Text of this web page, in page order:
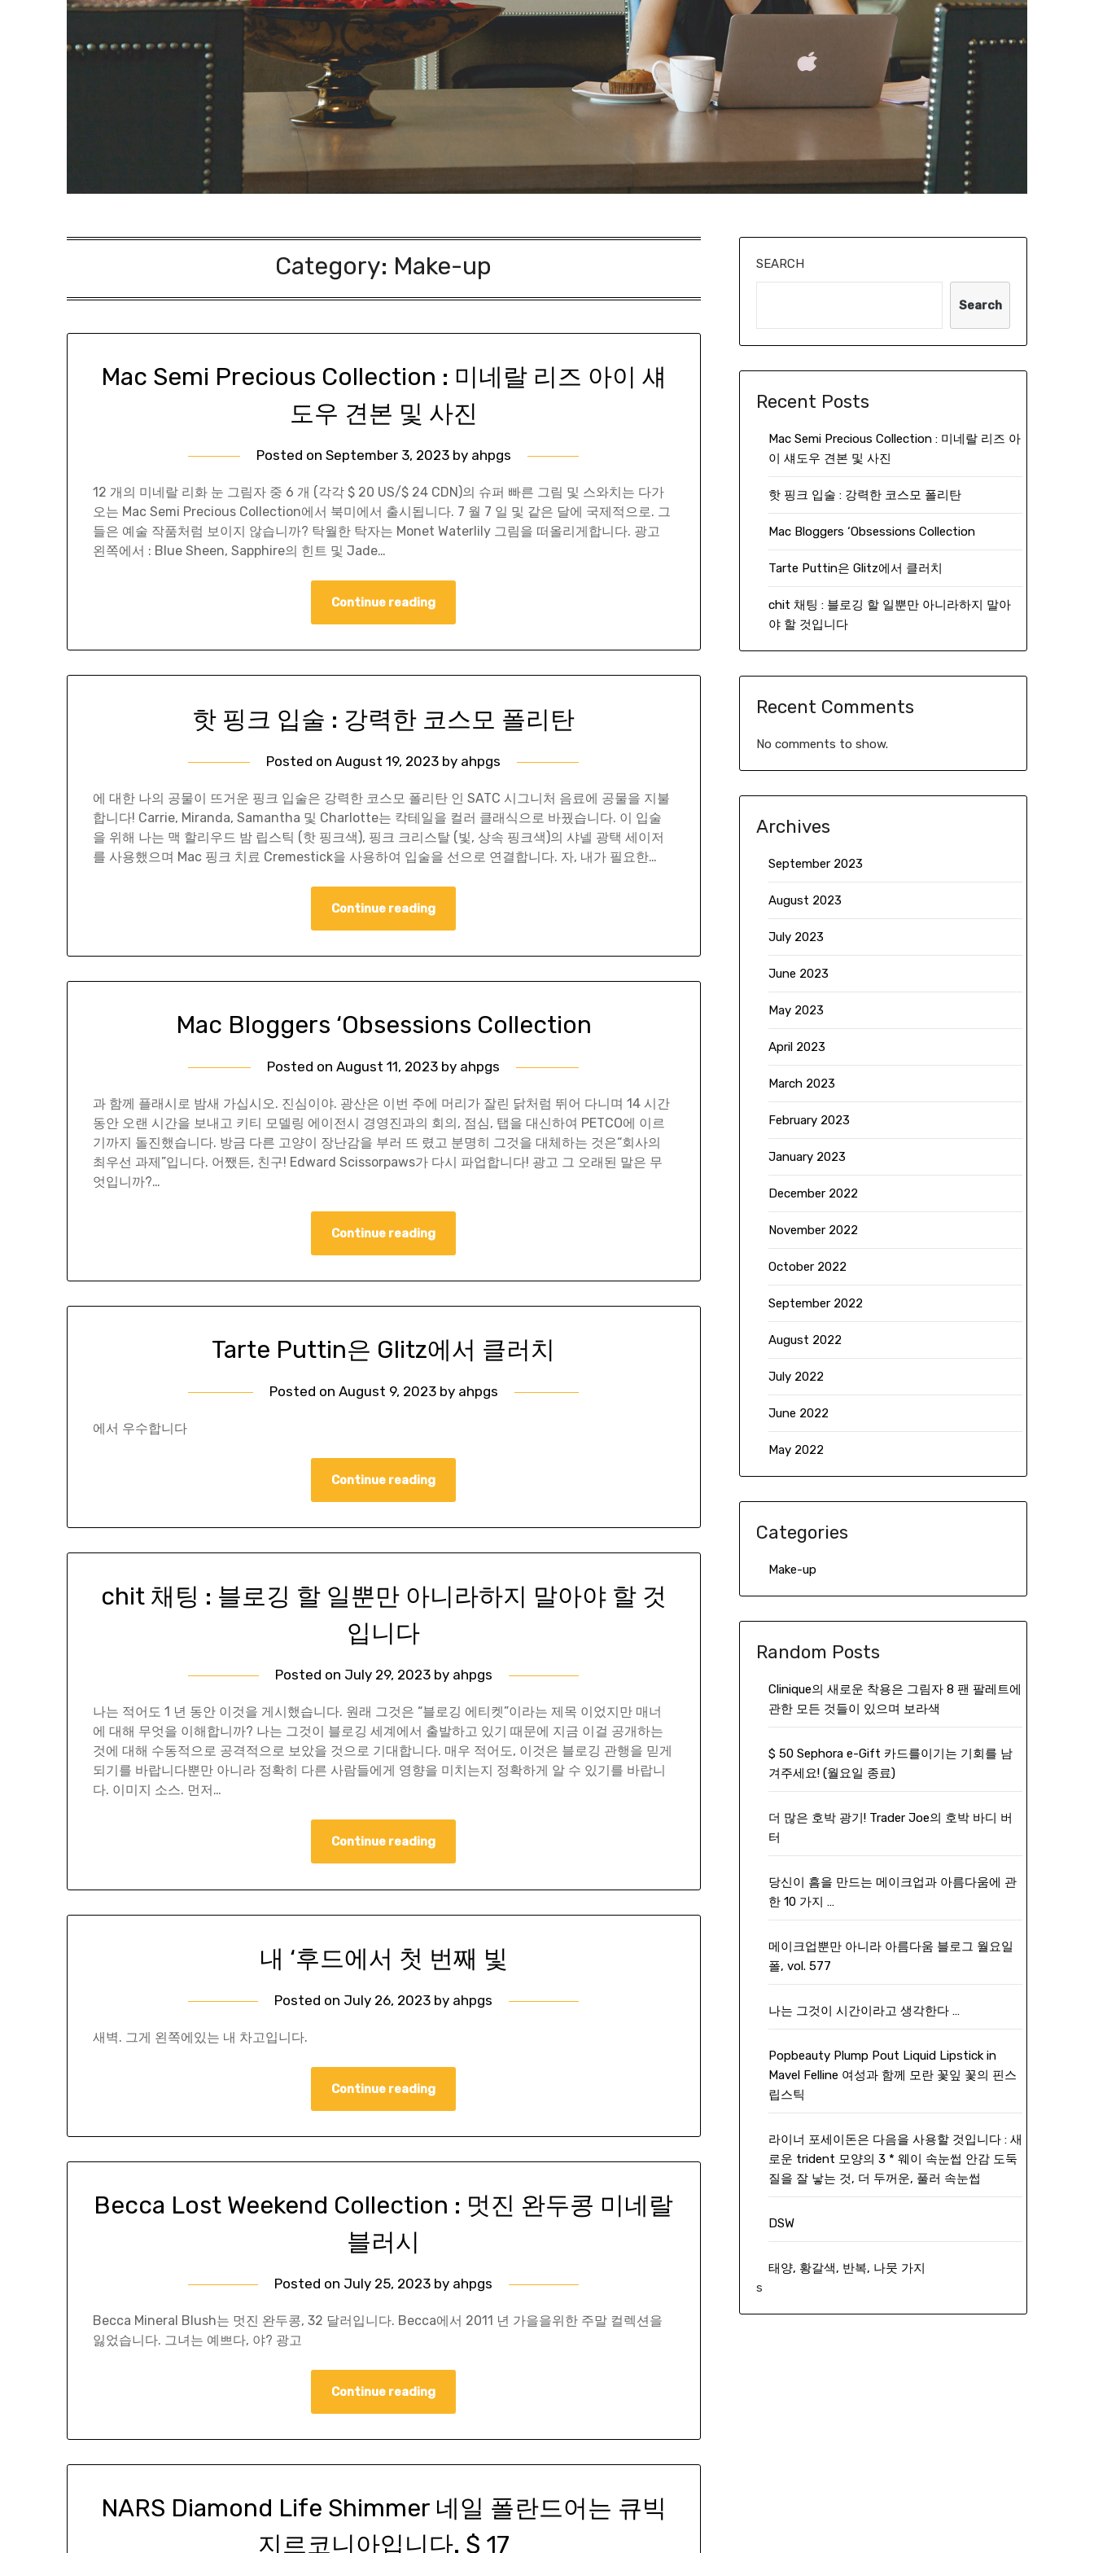
Category: Make-up
Mac Semi Precious Collection : 미네랄 리즈 아이 섀
도우 견본 및 사진
Posted on September 3, 2023by ahpgs
12 개의 미네랄 리화 눈 그림자 중 6 개 (각각 $ 20 US/$ 24 CDN)의 슈퍼 빠른 그림 및 스와치는 다가
오는 Mac Semi Precious Collection에서 북미에서 출시됩니다. 7 월 7 일 및 같은 달에 국제적으로. 그
들은 예술 작품처럼 보이지 않습니까? 탁월한 탁자는 Monet Waterlily 그림을 떠올리게합니다. 광고
왼쪽에서 : Blue Sheen, Sapphire의 힌트 및 Jade…
Continue reading
핫 핑크 입술 : 강력한 코스모 폴리탄
Posted onAugust 19, 2023 by ahpgs
에 대한 나의 공물이 뜨거운 핑크 입술은 강력한 코스모 폴리탄 인 SATC 시그니처 음료에 공물을 지불
합니다! Carrie, Miranda, Samantha 및 Charlotte는 칵테일을 컬러 클래식으로 바꿨습니다. 이 입술
을 위해 나는 맥 할리우드 밤 립스틱 (핫 핑크색), 핑크 크리스탈 (빛, 상속 핑크색)의 샤넬 광택 세이저
를 사용했으며 Mac 핑크 치료 Cremestick을 사용하여 입술을 선으로 연결합니다. 자, 내가 필요한…
Continue reading
Mac Bloggers ‘Obsessions Collection
Posted onAugust 11, 2023 by ahpgs
과 함께 플래시로 밤새 가십시오. 진심이야. 광산은 이번 주에 머리가 잘린 닭처럼 뛰어 다니며 14 시간
동안 오랜 시간을 보내고 키티 모델링 에이전시 경영진과의 회의, 점심, 탭을 대신하여 PETCO에 이르
기까지 돌진했습니다. 방금 다른 고양이 장난감을 부러 뜨 렸고 분명히 그것을 대체하는 것은“회사의
최우선 과제”입니다. 어쨌든, 친구! Edward Scissorpaws가 다시 파업합니다! 광고 그 오래된 말은 무
엇입니까?…
Continue reading
Tarte Puttin은 Glitz에서 클러치
Posted on August 9, 2023by ahpgs
에서 우수합니다
Continue reading
chit 채팅 : 블로깅 할 일뿐만 아니라하지 말아야 할 것
입니다
Posted on July 29, 2023by ahpgs
나는 적어도 1 년 동안 이것을 게시했습니다. 원래 그것은 “블로깅 에티켓”이라는 제목 이었지만 매너
에 대해 무엇을 이해합니까? 나는 그것이 블로깅 세계에서 출발하고 있기 때문에 지금 이걸 공개하는
것에 대해 수동적으로 공격적으로 보았을 것으로 기대합니다. 매우 적어도, 이것은 블로깅 관행을 믿게
되기를 바랍니다뿐만 아니라 정확히 다른 사람들에게 영향을 미치는지 정확하게 알 수 있기를 바랍니
다. 이미지 소스. 먼저…
Continue reading
내 ‘후드에서 첫 번째 빛
Posted on July 26, 2023 by ahpgs
새벽. 그게 왼쪽에있는 내 차고입니다.
Continue reading
Becca Lost Weekend Collection : 멋진 완두콩 미네랄
블러시
Posted on July 25, 2023 by ahpgs
Becca Mineral Blush는 멋진 완두콩, 32 달러입니다. Becca에서 2011 년 가을을위한 주말 컬렉션을
잃었습니다. 그녀는 예쁘다, 야? 광고
Continue reading
NARS Diamond Life Shimmer 네일 폴란드어는 큐빅
지르코니아입니다. $ 17
SEARCH
Search
Recent Posts
Mac Semi Precious Collection : 미네랄 리즈 아
이 섀도우 견본 및 사진
핫 핑크 입술 : 강력한 코스모 폴리탄
Mac Bloggers ‘Obsessions Collection
Tarte Puttin은 Glitz에서 클러치
chit 채팅 : 블로깅 할 일뿐만 아니라하지 말아
야 할 것입니다
Recent Comments
No comments to show.
Archives
September 2023
August 2023
July 2023
June 2023
May 2023
April 2023
March 2023
February 2023
January 2023
December 2022
November 2022
October 2022
September 2022
August 2022
July 2022
June 2022
May 2022
Categories
Make-up
Random Posts
Clinique의 새로운 착용은 그림자 8 팬 팔레트에
관한 모든 것들이 있으며 보라색
$ 50 Sephora e-Gift 카드를이기는 기회를 남
겨주세요! (월요일 종료)
더 많은 호박 광기! Trader Joe의 호박 바디 버
터
당신이 흠을 만드는 메이크업과 아름다움에 관
한 10 가지 …
메이크업뿐만 아니라 아름다움 블로그 월요일
폴, vol. 577
나는 그것이 시간이라고 생각한다 …
Popbeauty Plump Pout Liquid Lipstick in
Mavel Felline 여성과 함께 모란 꽃잎 꽃의 핀스
립스틱
라이너 포세이돈은 다음을 사용할 것입니다 : 새
로운 trident 모양의 3 * 웨이 속눈썹 안감 도둑
질을 잘 낳는 것, 더 두꺼운, 풀러 속눈썹
DSW
태양, 황갈색, 반복, 나뭇 가지
s